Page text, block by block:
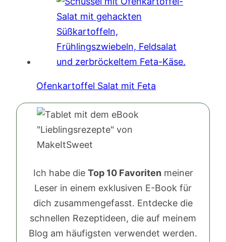
Ofenkartoffel Salat mit Feta
Ich habe die Top 10 Favoriten meiner
Leser in einem exklusiven E-Book für
dich zusammengefasst. Entdecke die
schnellen Rezeptideen, die auf meinem
Blog am häufigsten verwendet werden.